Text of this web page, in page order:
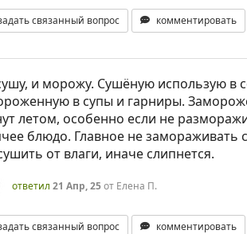
связанный вопрос комментировать
и морожу. Сушёную использую в
в супы и гарниры.
летом, особенно если не
блюдо. Главное не замораживать
от влаги, иначе слипнется.
ответил 21 Апр, 25от Елена П.
связанный вопрос комментировать